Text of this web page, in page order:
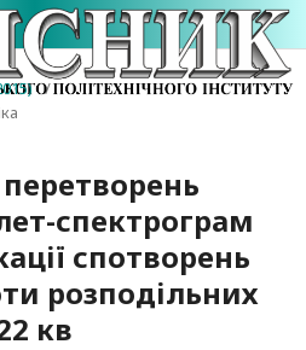
/
спектрограм
спотворень
розподільних
кв